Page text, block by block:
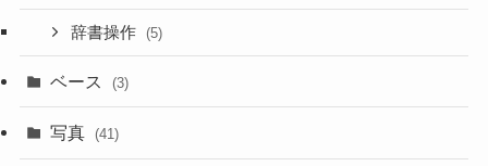
辞書操作 (5)
ベース (3)
写真 (41)